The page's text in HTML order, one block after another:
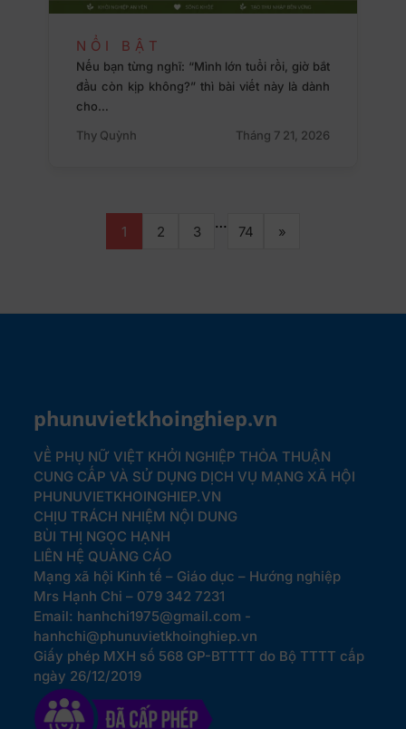
NỔI BẬT
Nếu bạn từng nghĩ: “Mình lớn tuổi rồi, giờ bắt
đầu còn kịp không?” thì bài viết này là dành
cho…
Thy Quỳnh
Tháng 7 21, 2026
1 2 3
…
74 »
phunuvietkhoinghiep.vn
VỀ PHỤ NỮ VIỆT KHỞI NGHIỆP THỎA THUẬN
CUNG CẤP VÀ SỬ DỤNG DỊCH VỤ MẠNG XÃ HỘI
PHUNUVIETKHOINGHIEP.VN
CHỊU TRÁCH NHIỆM NỘI DUNG
BÙI THỊ NGỌC HẠNH
LIÊN HỆ QUẢNG CÁO
Mạng xã hội Kinh tế – Giáo dục – Hướng nghiệp
Mrs Hạnh Chi – 079 342 7231
Email: hanhchi1975@gmail.com -
hanhchi@phunuvietkhoinghiep.vn
Giấy phép MXH số 568 GP-BTTTT do Bộ TTTT cấp
ngày 26/12/2019